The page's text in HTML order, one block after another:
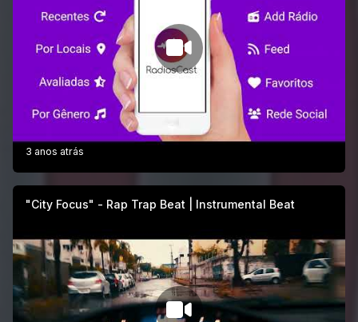
3 anos atrás
"City Focus" - Rap Trap Beat | Instrumental Beat